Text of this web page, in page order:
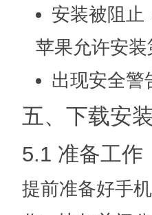
安装被阻止
苹果允许安
出现安全警
五、下载安
5.1 准备工作
提前准备好手